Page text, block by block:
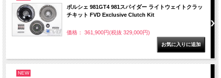
ポルシェ 981GT4 981スパイダー ライトウェイトクラッ
チキット FVD Exclusive Clutch Kit
価格： 361,900円(税抜 329,000円)
NEW